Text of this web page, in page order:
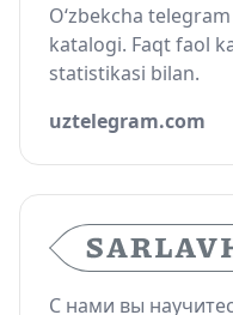
O‘zbekcha
katalogi. Faqt faol
statistikasi bilan.
uztelegram.com
С нами вы